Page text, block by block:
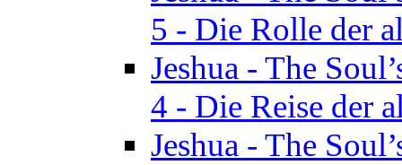
5 - Die Rolle der
Jeshua - The
4 - Die Reise der
Jeshua - The